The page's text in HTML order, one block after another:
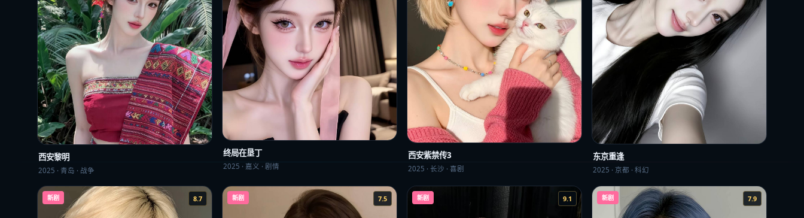
西安黎明
2025 · 青岛 · 战争
终局在垦丁
2025 · 嘉义 · 剧情
西安紫禁传3
2025 · 长沙 · 喜剧
东京重逢
2025 · 京都 · 科幻
新剧 8.7 新剧 7.5 新剧 9.1 新剧 7.9